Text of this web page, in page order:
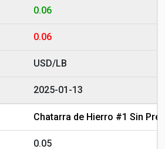
0.06
0.06
USD/LB
2025-01-13
Chatarra de Hierro #1 Sin
0.05